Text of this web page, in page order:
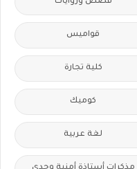
قواميس
كلية تجارة
كوميك
لغة عربية